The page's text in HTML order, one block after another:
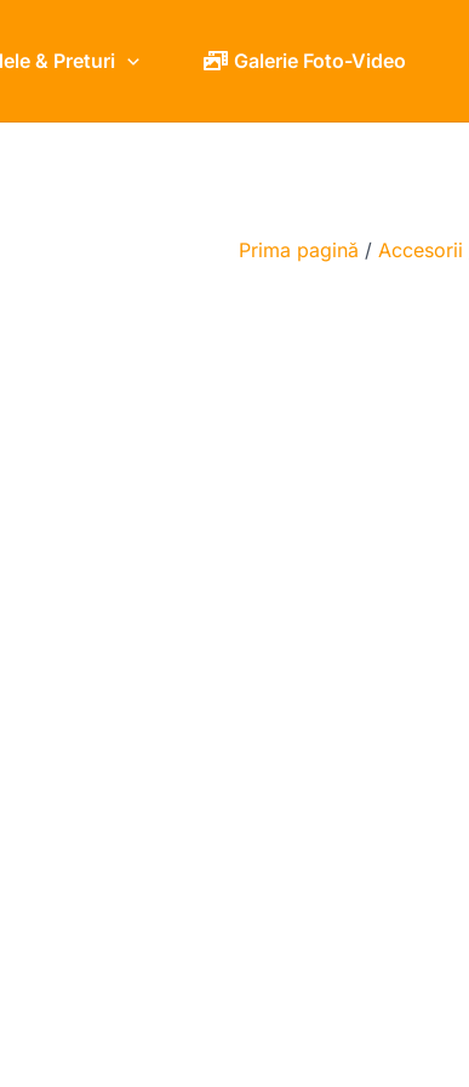
& Preturi Galerie Foto-Video
Prima pagină /Accesorii